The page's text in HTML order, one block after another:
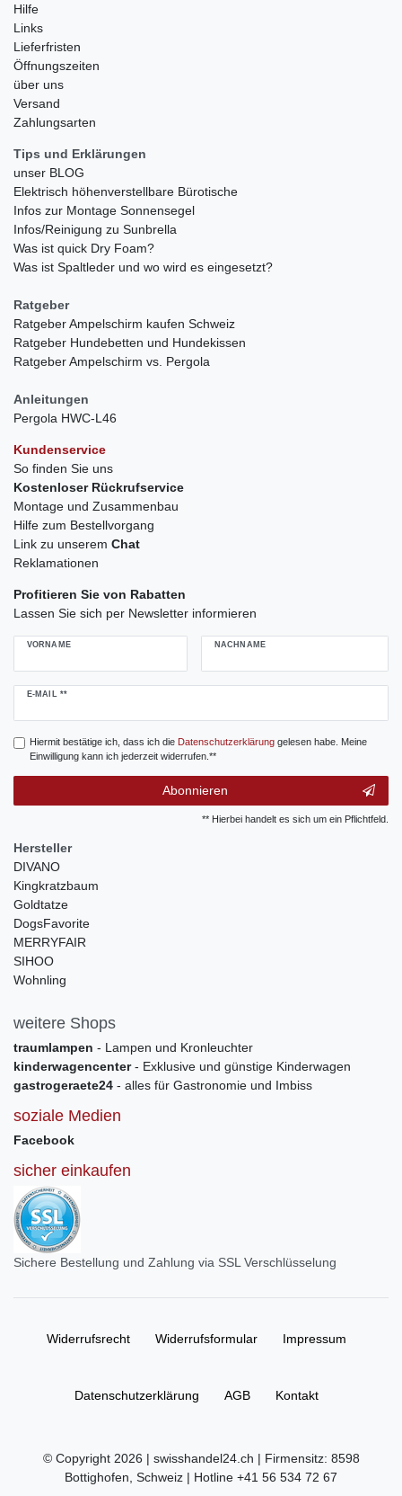
Hilfe
Links
Lieferfristen
Öffnungszeiten
über uns
Versand
Zahlungsarten
Tips und Erklärungen
unser BLOG
Elektrisch höhenverstellbare Bürotische
Infos zur Montage Sonnensegel
Infos/Reinigung zu Sunbrella
Was ist quick Dry Foam?
Was ist Spaltleder und wo wird es eingesetzt?
Ratgeber
Ratgeber Ampelschirm kaufen Schweiz
Ratgeber Hundebetten und Hundekissen
Ratgeber Ampelschirm vs. Pergola
Anleitungen
Pergola HWC-L46
Kundenservice
So finden Sie uns
Kostenloser Rückrufservice
Montage und Zusammenbau
Hilfe zum Bestellvorgang
Link zu unserem Chat
Reklamationen
Profitieren Sie von Rabatten
Lassen Sie sich per Newsletter informieren
VORNAME NACHNAME
E-MAIL **
Newsletter
Hiermit bestätige ich, dass ich die Daten­schutz­erklärunggelesen habe. Meine
Einwilligung kann ich jederzeit widerrufen.**
Abonnieren
** Hierbei handelt es sich um ein Pflichtfeld.
Hersteller
DIVANO
Kingkratzbaum
Goldtatze
DogsFavorite
MERRYFAIR
SIHOO
Wohnling
weitere Shops
traumlampen - Lampen und Kronleuchter
kinderwagencenter- Exklusive und günstige Kinderwagen
gastrogeraete24 - alles für Gastronomie und Imbiss
soziale Medien
Facebook
sicher einkaufen
Sichere Bestellung und Zahlung via SSL Verschlüsselung
Widerrufs­recht Widerrufs­formular Impressum
Daten­schutz­erklärung AGB Kontakt
© Copyright 2026 | swisshandel24.ch | Firmensitz: 8598
Bottighofen, Schweiz | Hotline +41 56 534 72 67